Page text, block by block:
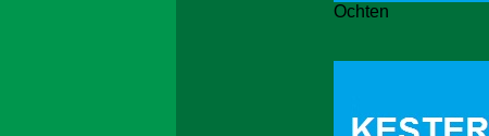
Ochten